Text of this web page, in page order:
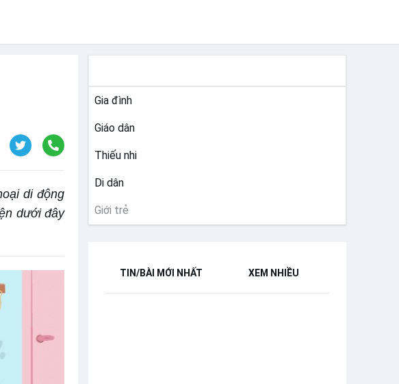
di động
dưới đây
Gia đình
Giáo dân
Thiếu nhi
Di dân
Giới trẻ
TIN/BÀI MỚI NHẤT XEM NHIỀU